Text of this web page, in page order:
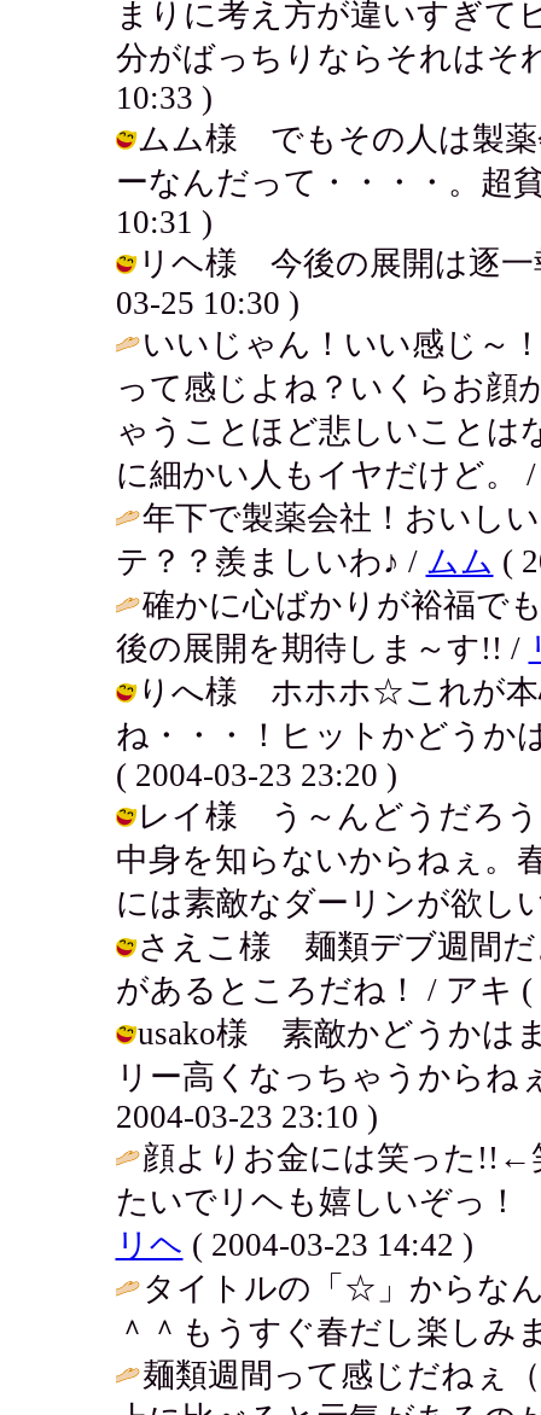
まりに考え方が違いすぎて
分がばっちりならそれはそ
10:33 )
ムム様 でもその人は製薬
ーなんだって・・・・。超
10:31 )
リヘ様 今後の展開は逐一
03-25 10:30 )
いいじゃん！いい感じ～
って感じよね？いくらお顔
ゃうことほど悲しいことは
に細かい人もイヤだけど。
年下で製薬会社！おいし
テ？？羨ましいわ♪ / ムム (
確かに心ばかりが裕福で
後の展開を期待しま～す!! /
りへ様 ホホホ☆これが本
ね・・・！ヒットかどうか
( 2004-03-23 23:20 )
レイ様 う～んどうだろう
中身を知らないからねぇ。
には素敵なダーリンが欲し
さえこ様 麺類デブ週間だ
があるところだね！ / アキ (
usako様 素敵かどうかは
リー高くなっちゃうからね
2004-03-23 23:10 )
顔よりお金には笑った
たいでリヘも嬉しいぞっ
リヘ ( 2004-03-23 14:42 )
タイトルの「☆」からな
＾＾もうすぐ春だし楽しみ
麺類週間って感じだねぇ